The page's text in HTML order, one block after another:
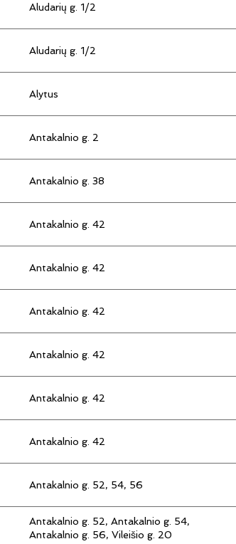
Aludarių g. 1/2
Aludarių g. 1/2
Alytus
Antakalnio g. 2
Antakalnio g. 38
Antakalnio g. 42
Antakalnio g. 42
Antakalnio g. 42
Antakalnio g. 42
Antakalnio g. 42
Antakalnio g. 42
Antakalnio g. 52, 54, 56
Antakalnio g. 52, Antakalnio g. 54,
Antakalnio g. 56, Vileišio g. 20